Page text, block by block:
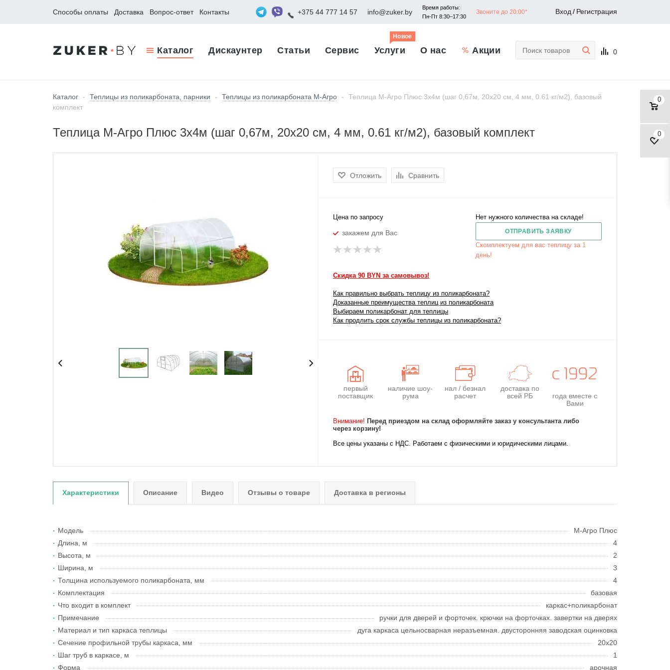
Способы оплаты Доставка Вопрос-ответ Контакты +375 44 777 14 57 info@zuker.by
Время работы:
Пн-Пт 8:30–17:30
Звоните до 20:00* Вход / Регистрация
Каталог Дискаунтер Статьи Сервис Услуги
Новое
О нас Акции 0
0
0
Каталог - Теплицы из поликарбоната, парники - Теплицы из поликарбоната М-Агро -
Теплица М-Агро Плюс 3x4м (шаг 0,67м, 20x20 см, 4 мм, 0.61 кг/м2), базовый
комплект
Теплица М-Агро Плюс 3x4м (шаг 0,67м, 20x20 см, 4 мм, 0.61 кг/м2), базовый комплект
Отложить Сравнить
Цена по запросу
закажем для Вас
Нет нужного количества на складе!
ОТПРАВИТЬ ЗАЯВКУ
Скомплектуем для вас теплицу за 1
день!
Скидка 90 BYN за самовывоз!
Как правильно выбрать теплицу из поликарбоната?
Доказанные преимущества теплиц из поликарбоната
Выбираем поликарбонат для теплицы
Как продлить срок службы теплицы из поликарбоната?
первый
поставщик
наличие шоу-
рума
нал / безнал
расчет
доставка по
всей РБ
года вместе с
Вами
Внимание! Перед приездом на склад оформляйте заказ у консультанта либо
через корзину!
Все цены указаны с НДС. Работаем с физическими и юридическими лицами.
Характеристики Описание Видео Отзывы о товаре Доставка в регионы
Модель
M-Агро Плюс
Длина, м
4
Высота, м
2
Ширина, м
3
Толщина используемого поликарбоната, мм
4
Комплектация
базовая
Что входит в комплект
каркас+поликарбонат
Примечание
ручки для дверей и форточек. крючки на форточках. завертки на дверях
Материал и тип каркаса теплицы
дуга каркаса цельносварная неразъемная. двусторонняя заводская оцинковка
Сечение профильной трубы каркаса, мм
20x20
Шаг труб в каркасе, м
1
Форма
арочная